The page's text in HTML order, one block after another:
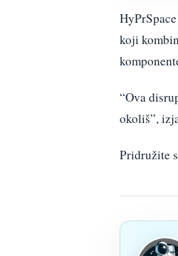
koji
“Ova
okoliš”,
Pridružite